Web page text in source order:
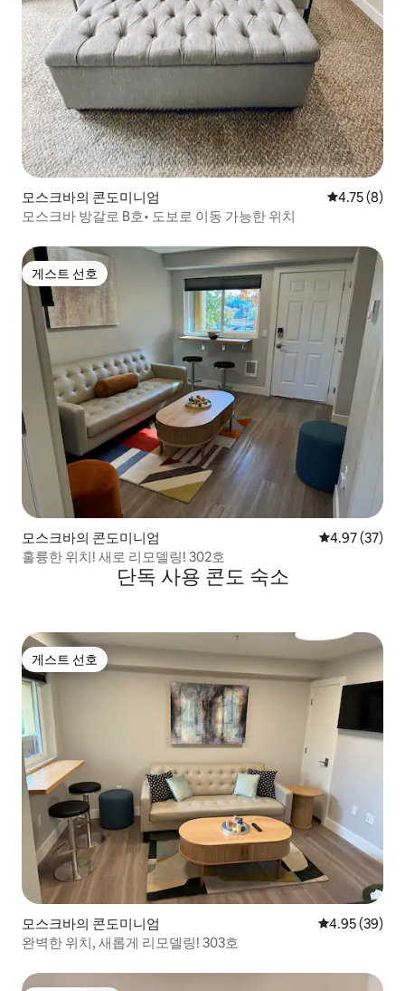
모스크바의 콘도미니엄 평점 4.75점
4.75 (8)
모스크바 방갈로 B호• 도보로 이동 가능한 위치
게스트 선호
게스트 선호
모스크바의 콘도미니엄 평점 4.97점(5
4.97 (37)
훌륭한 위치! 새로 리모델링! 302호
단독 사용 콘도 숙소
게스트 선호
게스트 선호
모스크바의 콘도미니엄 평점 4.95점(5
4.95 (39)
완벽한 위치, 새롭게 리모델링! 303호